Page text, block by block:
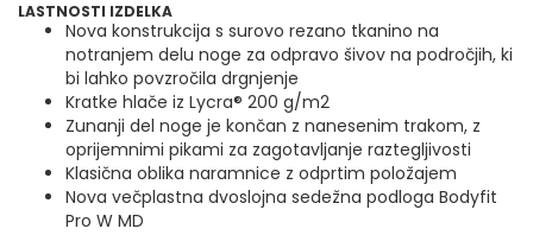
LASTNOSTI IZDELKA
Nova konstrukcija s surovo rezano tkanino na
notranjem delu noge za odpravo šivov na področjih, ki
bi lahko povzročila drgnjenje
Kratke hlače iz Lycra® 200 g/m2
Zunanji del noge je končan z nanesenim trakom, z
oprijemnimi pikami za zagotavljanje raztegljivosti
Klasična oblika naramnice z odprtim položajem
Nova večplastna dvoslojna sedežna podloga Bodyfit
Pro W MD